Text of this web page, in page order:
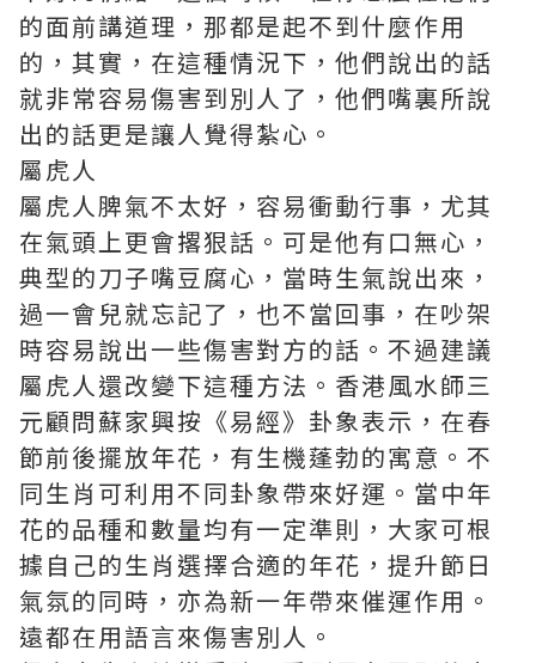
的面前講道理，那都是起不到什麼作用
的，其實，在這種情況下，他們說出的話
就非常容易傷害到別人了，他們嘴裏所說
出的話更是讓人覺得紮心。
屬虎人
屬虎人脾氣不太好，容易衝動行事，尤其
在氣頭上更會撂狠話。可是他有口無心，
典型的刀子嘴豆腐心，當時生氣說出來，
過一會兒就忘記了，也不當回事，在吵架
時容易說出一些傷害對方的話。不過建議
屬虎人還改變下這種方法。香港風水師三
元顧問蘇家興按《易經》卦象表示，在春
節前後擺放年花，有生機蓬勃的寓意。不
同生肖可利用不同卦象帶來好運。當中年
花的品種和數量均有一定準則，大家可根
據自己的生肖選擇合適的年花，提升節日
氣氛的同時，亦為新一年帶來催運作用。
遠都在用語言來傷害別人。